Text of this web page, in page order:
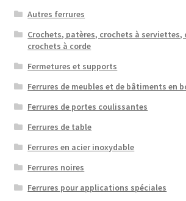
Autres ferrures
Crochets, patères, crochets à serviettes,
crochets à corde
Fermetures et supports
Ferrures de meubles et de bâtiments en
Ferrures de portes coulissantes
Ferrures de table
Ferrures en acier inoxydable
Ferrures noires
Ferrures pour applications spéciales